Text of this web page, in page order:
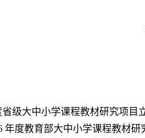
生院（教
年4
级大中小学课程教材研究项目
年度教育部大中小学课程教材研